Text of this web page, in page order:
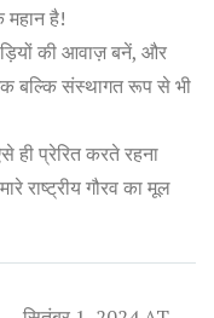
महान है!
की आवाज़ बनें, और
बल्कि संस्थागत रूप से भी
ही प्रेरित करते रहना
राष्ट्रीय गौरव का मूल